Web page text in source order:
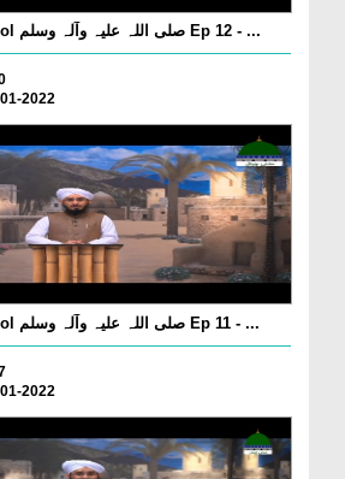
Khandan e Rasool صلی اللہ علیہ وآلہ وسلم Ep 12 - ...
2022
Khandan e Rasool صلی اللہ علیہ وآلہ وسلم Ep 11 - ...
2022